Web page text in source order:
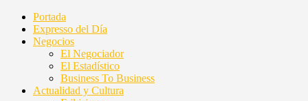
Portada
Expresso del Día
Negocios
El Negociador
El Estadístico
Business To Business
Actualidad y Cultura